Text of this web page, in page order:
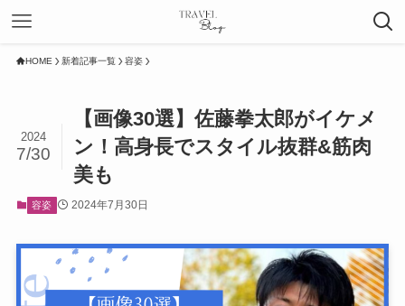
HOME 新着記事一覧 容姿
【画像30選】佐藤拳太郎がイケメ
ン！高身長でスタイル抜群&筋肉
美も
2024
7/30
容姿 2024年7月30日